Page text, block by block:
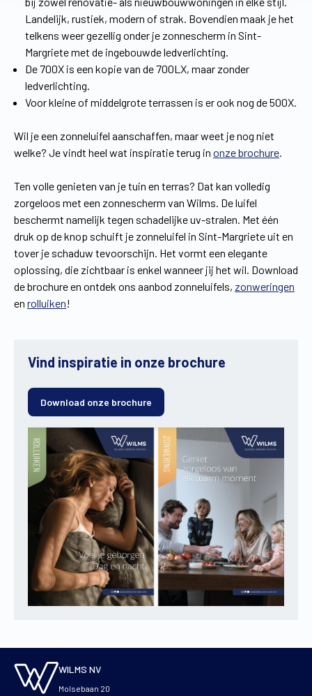
Landelijk, rustiek, modern of strak. Bovendien maak je het
telkens weer gezellig onder je zonnescherm in Sint-
Margriete met de ingebouwde ledverlichting.
De 700X is een kopie van de 700LX, maar zonder
ledverlichting.
Voor kleine of middelgrote terrassen is er ook nog de 500X.
Wil je een zonneluifel aanschaffen, maar weet je nog niet
welke? Je vindt heel wat inspiratie terug in onze brochure.
Ten volle genieten van je tuin en terras? Dat kan volledig
zorgeloos met een zonnescherm van Wilms. De luifel
beschermt namelijk tegen schadelijke uv-stralen. Met één
druk op de knop schuift je zonneluifel in Sint-Margriete uit en
tover je schaduw tevoorschijn. Het vormt een elegante
oplossing, die zichtbaar is enkel wanneer jij het wil. Download
de brochure en ontdek ons aanbod zonneluifels, zonweringen
en rolluiken!
Vind inspiratie in onze brochure
Download onze brochure
WILMS NV
Molsebaan 20